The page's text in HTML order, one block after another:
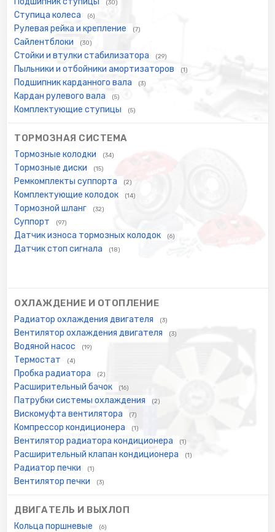
(30)
Ступица колеса (6)
Рулевая рейка и крепление (7)
Сайлентблоки (30)
Стойки и втулки стабилизатора (29)
Пыльники и отбойники амортизаторов (1)
Подшипник карданного вала (3)
Кардан рулевого вала (5)
Комплектующие ступицы (5)
ТОРМОЗНАЯ СИСТЕМА
Тормозные колодки (34)
Тормозные диски (15)
Ремкомплекты суппорта (2)
Комплектующие колодок (14)
Тормозной шланг (32)
Суппорт (97)
Датчик износа тормозных колодок (6)
Датчик стоп сигнала (18)
ОХЛАЖДЕНИЕ И ОТОПЛЕНИЕ
Радиатор охлаждения двигателя (3)
Вентилятор охлаждения двигателя (3)
Водяной насос (19)
Термостат (4)
Пробка радиатора (2)
Расширительный бачок (16)
Патрубки системы охлаждения (2)
Вискомуфта вентилятора (7)
Компрессор кондиционера (1)
Вентилятор радиатора кондиционера (1)
Расширительный клапан кондиционера (1)
Радиатор печки (1)
Вентилятор печки (3)
ДВИГАТЕЛЬ И ВЫХЛОП
Кольца поршневые (6)